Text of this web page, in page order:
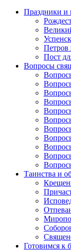
Праздники и
Петров
Пост
Вопросы
Таинства и
Готовимся к